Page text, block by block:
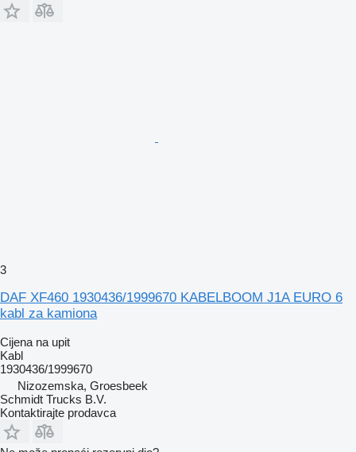
3
DAF XF460 1930436/1999670 KABELBOOM J1A EURO 6
kabl za kamiona
Cijena na upit
Kabl
1930436/1999670
Nizozemska, Groesbeek
Schmidt Trucks B.V.
Kontaktirajte prodavca